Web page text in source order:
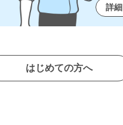
詳細
はじめての方へ